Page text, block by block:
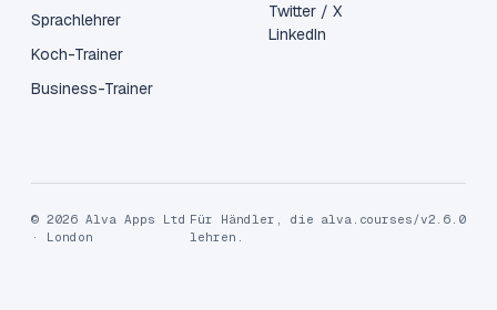
Sprachlehrer
Koch-Trainer
Business-Trainer
Twitter / X
LinkedIn
© 2026 Alva Apps Ltd
· London
Für Händler, die
lehren.
alva.courses/v2.6.0